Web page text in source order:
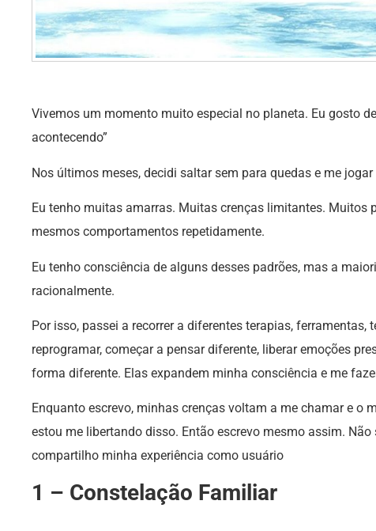
Vivemos um momento muito especial no planeta. Eu gosto
acontecendo”
Nos últimos meses, decidi saltar sem para quedas e me
Eu tenho muitas amarras. Muitas crenças limitantes. Muitos
mesmos comportamentos repetidamente.
Eu tenho consciência de alguns desses padrões, mas a
racionalmente.
Por isso, passei a recorrer a diferentes terapias,
reprogramar, começar a pensar diferente, liberar emoções
forma diferente. Elas expandem minha consciência e me
Enquanto escrevo, minhas crenças voltam a me chamar e o
estou me libertando disso. Então escrevo mesmo assim.
compartilho minha experiência como usuário
1 – Constelação Familiar